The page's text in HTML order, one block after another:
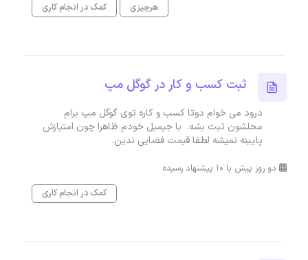
هرچیزی
کمک در انجام کاری
ثبت کسب و کار در گوگل مپ
درود می خوام دوتا کسب و کاره توی گوگل مپ برام
محلشون ثبت بشه. با جیمیل خودم ظاهرا چون امتیازش
پایینه نمیشه لطفا قیمت فضایی ندین.
دو روز پیش با 10 پیشنهاد رسیده
کمک در انجام کاری